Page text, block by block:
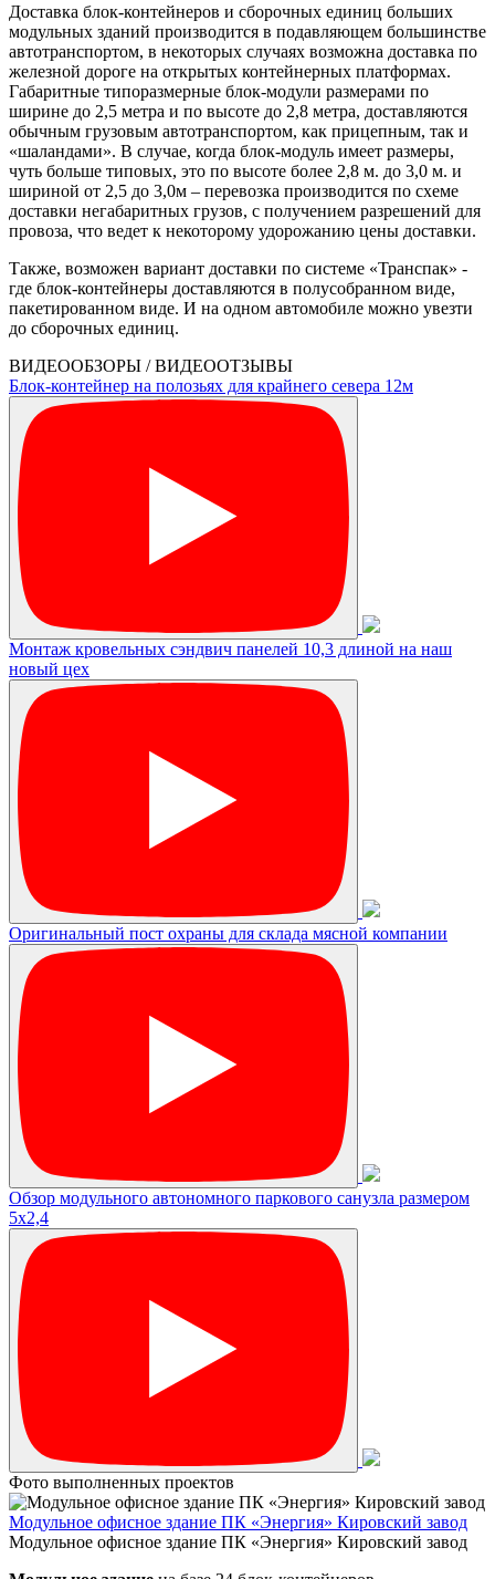
Доставка блок-контейнеров и сборочных единиц больших
модульных зданий производится в подавляющем большинстве
автотранспортом, в некоторых случаях возможна доставка по
железной дороге на открытых контейнерных платформах.
Габаритные типоразмерные блок-модули размерами по
ширине до 2,5 метра и по высоте до 2,8 метра, доставляются
обычным грузовым автотранспортом, как прицепным, так и
«шаландами». В случае, когда блок-модуль имеет размеры,
чуть больше типовых, это по высоте более 2,8 м. до 3,0 м. и
шириной от 2,5 до 3,0м – перевозка производится по схеме
доставки негабаритных грузов, с получением разрешений для
провоза, что ведет к некоторому удорожанию цены доставки.
Также, возможен вариант доставки по системе «Транспак» -
где блок-контейнеры доставляются в полусобранном виде,
пакетированном виде. И на одном автомобиле можно увезти
до сборочных единиц.
ВИДЕООБЗОРЫ / ВИДЕООТЗЫВЫ
Блок-контейнер на полозьях для крайнего севера 12м
Монтаж кровельных сэндвич панелей 10,3 длиной на наш
новый цех
Оригинальный пост охраны для склада мясной компании
Обзор модульного автономного паркового санузла размером
5х2,4
Фото выполненных проектов
Модульное офисное здание ПК «Энергия» Кировский завод
Модульное офисное здание ПК «Энергия» Кировский завод